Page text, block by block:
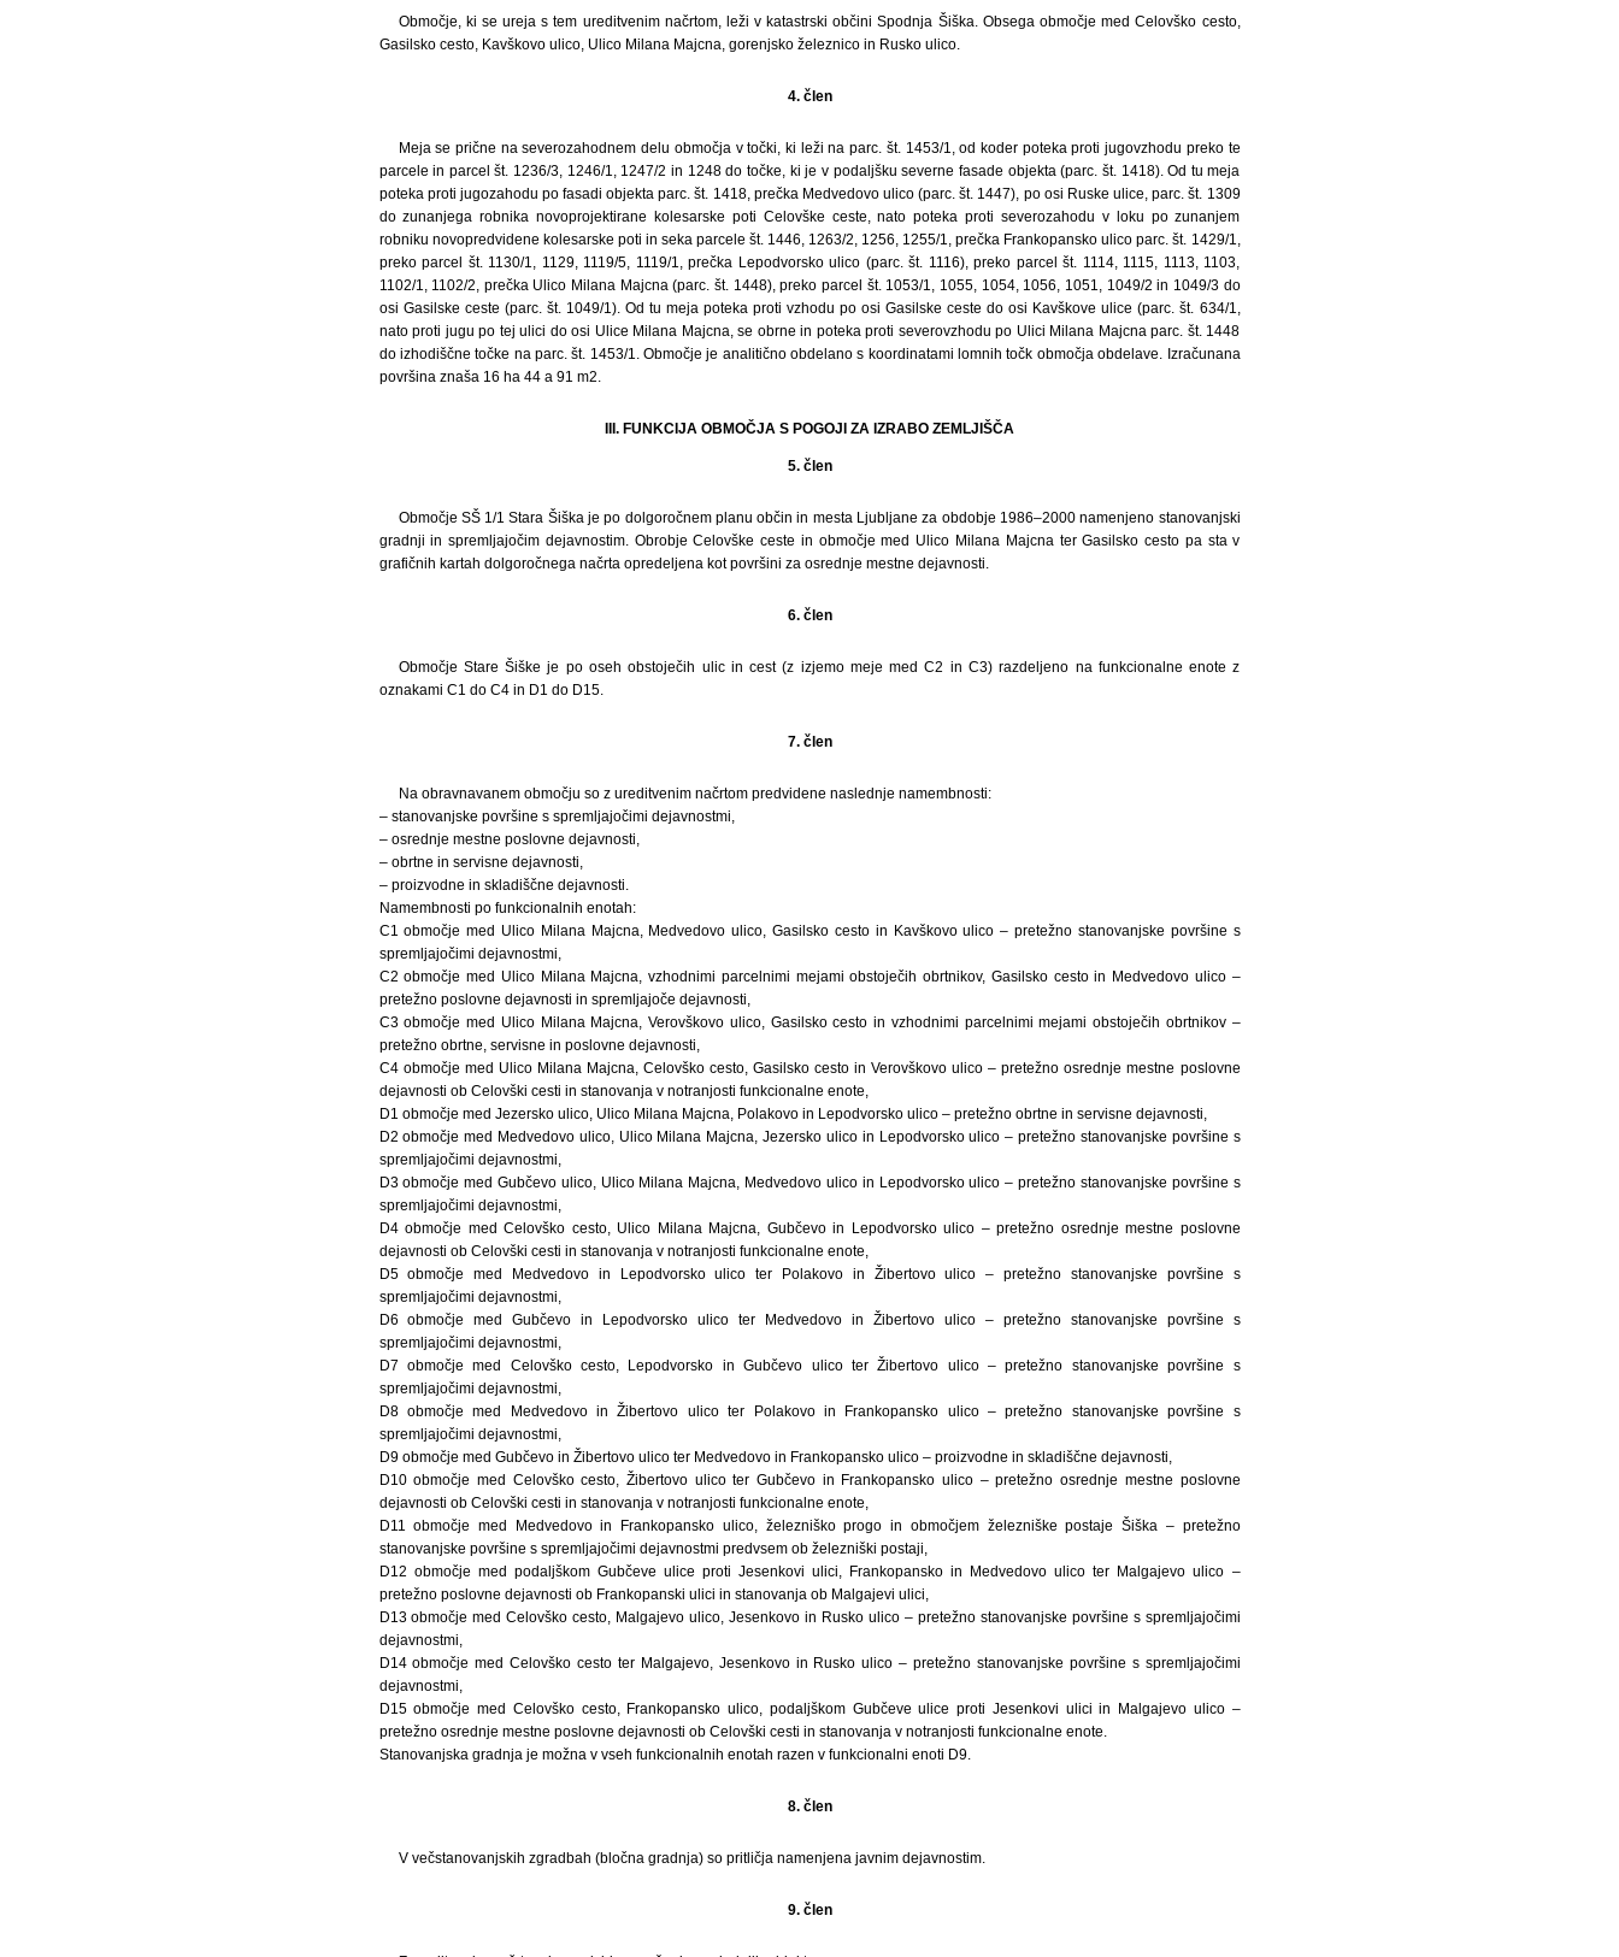
Območje, ki se ureja s tem ureditvenim načrtom, leži v katastrski občini Spodnja Šiška. Obsega območje med Celovško cesto,
Gasilsko cesto, Kavškovo ulico, Ulico Milana Majcna, gorenjsko železnico in Rusko ulico.
4. člen
Meja se prične na severozahodnem delu območja v točki, ki leži na parc. št. 1453/1, od koder poteka proti jugovzhodu preko te
parcele in parcel št. 1236/3, 1246/1, 1247/2 in 1248 do točke, ki je v podaljšku severne fasade objekta (parc. št. 1418). Od tu meja
poteka proti jugozahodu po fasadi objekta parc. št. 1418, prečka Medvedovo ulico (parc. št. 1447), po osi Ruske ulice, parc. št. 1309
do zunanjega robnika novoprojektirane kolesarske poti Celovške ceste, nato poteka proti severozahodu v loku po zunanjem
robniku novopredvidene kolesarske poti in seka parcele št. 1446, 1263/2, 1256, 1255/1, prečka Frankopansko ulico parc. št. 1429/1,
preko parcel št. 1130/1, 1129, 1119/5, 1119/1, prečka Lepodvorsko ulico (parc. št. 1116), preko parcel št. 1114, 1115, 1113, 1103,
1102/1, 1102/2, prečka Ulico Milana Majcna (parc. št. 1448), preko parcel št. 1053/1, 1055, 1054, 1056, 1051, 1049/2 in 1049/3 do
osi Gasilske ceste (parc. št. 1049/1). Od tu meja poteka proti vzhodu po osi Gasilske ceste do osi Kavškove ulice (parc. št. 634/1,
nato proti jugu po tej ulici do osi Ulice Milana Majcna, se obrne in poteka proti severovzhodu po Ulici Milana Majcna parc. št. 1448
do izhodiščne točke na parc. št. 1453/1. Območje je analitično obdelano s koordinatami lomnih točk območja obdelave. Izračunana
površina znaša 16 ha 44 a 91 m2.
III. FUNKCIJA OBMOČJA S POGOJI ZA IZRABO ZEMLJIŠČA
5. člen
Območje SŠ 1/1 Stara Šiška je po dolgoročnem planu občin in mesta Ljubljane za obdobje 1986–2000 namenjeno stanovanjski
gradnji in spremljajočim dejavnostim. Obrobje Celovške ceste in območje med Ulico Milana Majcna ter Gasilsko cesto pa sta v
grafičnih kartah dolgoročnega načrta opredeljena kot površini za osrednje mestne dejavnosti.
6. člen
Območje Stare Šiške je po oseh obstoječih ulic in cest (z izjemo meje med C2 in C3) razdeljeno na funkcionalne enote z
oznakami C1 do C4 in D1 do D15.
7. člen
Na obravnavanem območju so z ureditvenim načrtom predvidene naslednje namembnosti:
– stanovanjske površine s spremljajočimi dejavnostmi,
– osrednje mestne poslovne dejavnosti,
– obrtne in servisne dejavnosti,
– proizvodne in skladiščne dejavnosti.
Namembnosti po funkcionalnih enotah:
C1 območje med Ulico Milana Majcna, Medvedovo ulico, Gasilsko cesto in Kavškovo ulico – pretežno stanovanjske površine s
spremljajočimi dejavnostmi,
C2 območje med Ulico Milana Majcna, vzhodnimi parcelnimi mejami obstoječih obrtnikov, Gasilsko cesto in Medvedovo ulico –
pretežno poslovne dejavnosti in spremljajoče dejavnosti,
C3 območje med Ulico Milana Majcna, Verovškovo ulico, Gasilsko cesto in vzhodnimi parcelnimi mejami obstoječih obrtnikov –
pretežno obrtne, servisne in poslovne dejavnosti,
C4 območje med Ulico Milana Majcna, Celovško cesto, Gasilsko cesto in Verovškovo ulico – pretežno osrednje mestne poslovne
dejavnosti ob Celovški cesti in stanovanja v notranjosti funkcionalne enote,
D1 območje med Jezersko ulico, Ulico Milana Majcna, Polakovo in Lepodvorsko ulico – pretežno obrtne in servisne dejavnosti,
D2 območje med Medvedovo ulico, Ulico Milana Majcna, Jezersko ulico in Lepodvorsko ulico – pretežno stanovanjske površine s
spremljajočimi dejavnostmi,
D3 območje med Gubčevo ulico, Ulico Milana Majcna, Medvedovo ulico in Lepodvorsko ulico – pretežno stanovanjske površine s
spremljajočimi dejavnostmi,
D4 območje med Celovško cesto, Ulico Milana Majcna, Gubčevo in Lepodvorsko ulico – pretežno osrednje mestne poslovne
dejavnosti ob Celovški cesti in stanovanja v notranjosti funkcionalne enote,
D5 območje med Medvedovo in Lepodvorsko ulico ter Polakovo in Žibertovo ulico – pretežno stanovanjske površine s
spremljajočimi dejavnostmi,
D6 območje med Gubčevo in Lepodvorsko ulico ter Medvedovo in Žibertovo ulico – pretežno stanovanjske površine s
spremljajočimi dejavnostmi,
D7 območje med Celovško cesto, Lepodvorsko in Gubčevo ulico ter Žibertovo ulico – pretežno stanovanjske površine s
spremljajočimi dejavnostmi,
D8 območje med Medvedovo in Žibertovo ulico ter Polakovo in Frankopansko ulico – pretežno stanovanjske površine s
spremljajočimi dejavnostmi,
D9 območje med Gubčevo in Žibertovo ulico ter Medvedovo in Frankopansko ulico – proizvodne in skladiščne dejavnosti,
D10 območje med Celovško cesto, Žibertovo ulico ter Gubčevo in Frankopansko ulico – pretežno osrednje mestne poslovne
dejavnosti ob Celovški cesti in stanovanja v notranjosti funkcionalne enote,
D11 območje med Medvedovo in Frankopansko ulico, železniško progo in območjem železniške postaje Šiška – pretežno
stanovanjske površine s spremljajočimi dejavnostmi predvsem ob železniški postaji,
D12 območje med podaljškom Gubčeve ulice proti Jesenkovi ulici, Frankopansko in Medvedovo ulico ter Malgajevo ulico –
pretežno poslovne dejavnosti ob Frankopanski ulici in stanovanja ob Malgajevi ulici,
D13 območje med Celovško cesto, Malgajevo ulico, Jesenkovo in Rusko ulico – pretežno stanovanjske površine s spremljajočimi
dejavnostmi,
D14 območje med Celovško cesto ter Malgajevo, Jesenkovo in Rusko ulico – pretežno stanovanjske površine s spremljajočimi
dejavnostmi,
D15 območje med Celovško cesto, Frankopansko ulico, podaljškom Gubčeve ulice proti Jesenkovi ulici in Malgajevo ulico –
pretežno osrednje mestne poslovne dejavnosti ob Celovški cesti in stanovanja v notranjosti funkcionalne enote.
Stanovanjska gradnja je možna v vseh funkcionalnih enotah razen v funkcionalni enoti D9.
8. člen
V večstanovanjskih zgradbah (bločna gradnja) so pritličja namenjena javnim dejavnostim.
9. člen